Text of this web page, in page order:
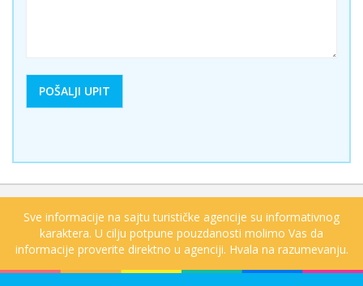
Sve informacije na sajtu turističke agencije su informativnog
karaktera. U cilju potpune pouzdanosti molimo Vas da
informacije proverite direktno u agenciji. Hvala na razumevanju.